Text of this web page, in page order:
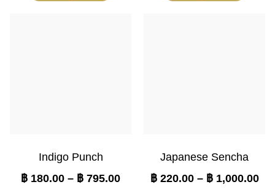
Indigo Punch
฿ 180.00 – ฿ 795.00
Japanese Sencha
฿220.00 – ฿1,000.00